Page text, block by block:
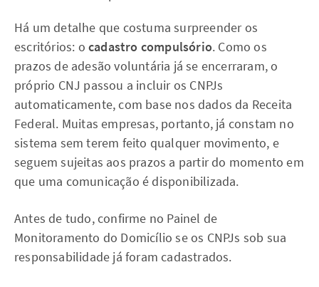
Há um detalhe que costuma surpreender os
escritórios: o cadastro compulsório. Como os
prazos de adesão voluntária já se encerraram, o
próprio CNJ passou a incluir os CNPJs
automaticamente, com base nos dados da Receita
Federal. Muitas empresas, portanto, já constam no
sistema sem terem feito qualquer movimento, e
seguem sujeitas aos prazos a partir do momento em
que uma comunicação é disponibilizada.
Antes de tudo, confirme no Painel de
Monitoramento do Domicílio se os CNPJs sob sua
responsabilidade já foram cadastrados.